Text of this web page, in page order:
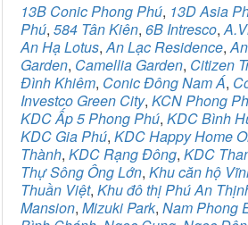
13B Conic Phong Phú, 13D Asia
Phú, 584 Tân Kiên, 6B Intresco,
An Hạ Lotus,An Lạc Residence,
Garden, Camellia Garden, Citizen
Đình Khiêm, Conic Đông Nam Á,
Investco Green City, KCN Phong
KDC Ấp 5 Phong Phú, KDC Bình
KDC Gia Phú, KDC Happy Home
Thành, KDC Rạng Đông, KDC
Thự Sông Ông Lớn, Khu căn hộ
Thuần Việt, Khu đô thị Phú An
Mansion, Mizuki Park, Nam Phong